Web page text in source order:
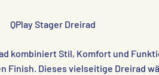
QPlay Stager Dreirad
kombiniert Stil, Komfort und
Finish. Dieses vielseitige Dreirad